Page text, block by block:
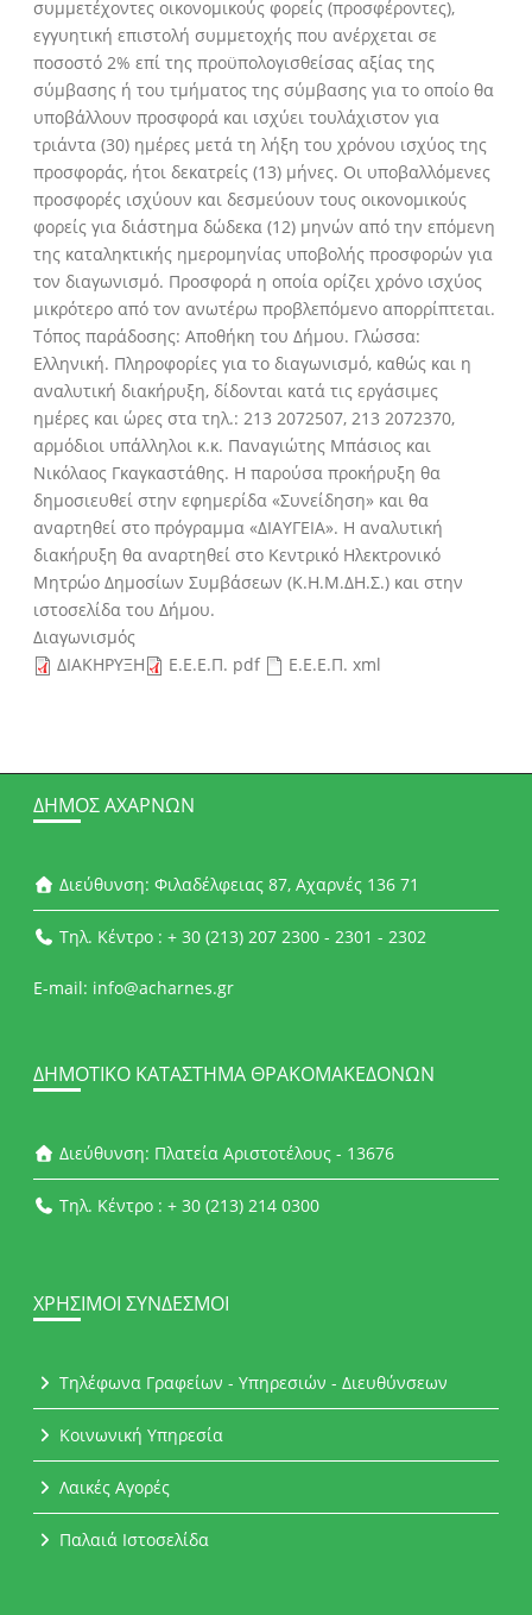
συμμετέχοντες οικονομικούς φορείς (προσφέροντες),
εγγυητική επιστολή συμμετοχής που ανέρχεται σε
ποσοστό 2% επί της προϋπολογισθείσας αξίας της
σύμβασης ή του τμήματος της σύμβασης για το οποίο θα
υποβάλλουν προσφορά και ισχύει τουλάχιστον για
τριάντα (30) ημέρες μετά τη λήξη του χρόνου ισχύος της
προσφοράς, ήτοι δεκατρείς (13) μήνες. Οι υποβαλλόμενες
προσφορές ισχύουν και δεσμεύουν τους οικονομικούς
φορείς για διάστημα δώδεκα (12) μηνών από την επόμενη
της καταληκτικής ημερομηνίας υποβολής προσφορών για
τον διαγωνισμό. Προσφορά η οποία ορίζει χρόνο ισχύος
μικρότερο από τον ανωτέρω προβλεπόμενο απορρίπτεται.
Τόπος παράδοσης: Αποθήκη του Δήμου. Γλώσσα:
Ελληνική. Πληροφορίες για το διαγωνισμό, καθώς και η
αναλυτική διακήρυξη, δίδονται κατά τις εργάσιμες
ημέρες και ώρες στα τηλ.: 213 2072507, 213 2072370,
αρμόδιοι υπάλληλοι κ.κ. Παναγιώτης Μπάσιος και
Νικόλαος Γκαγκαστάθης. Η παρούσα προκήρυξη θα
δημοσιευθεί στην εφημερίδα «Συνείδηση» και θα
αναρτηθεί στο πρόγραμμα «ΔΙΑΥΓΕΙΑ». Η αναλυτική
διακήρυξη θα αναρτηθεί στο Κεντρικό Ηλεκτρονικό
Μητρώο Δημοσίων Συμβάσεων (Κ.Η.Μ.ΔΗ.Σ.) και στην
ιστοσελίδα του Δήμου.
Διαγωνισμός
ΔΙΑΚΗΡΥΞΗ
Ε.Ε.Ε.Π. pdf Ε.Ε.Ε.Π. xml
ΔΉΜΟΣ ΑΧΑΡΝΏΝ
Διεύθυνση: Φιλαδέλφειας 87, Αχαρνές 136 71
Τηλ. Κέντρο : + 30 (213) 207 2300 - 2301 - 2302
E-mail: info@acharnes.gr
ΔΗΜΟΤΙΚΌ ΚΑΤΆΣΤΗΜΑ ΘΡΑΚΟΜΑΚΕΔΌΝΩΝ
Διεύθυνση: Πλατεία Αριστοτέλους - 13676
Τηλ. Κέντρο : + 30 (213) 214 0300
ΧΡΉΣΙΜΟΙ ΣΎΝΔΕΣΜΟΙ
Τηλέφωνα Γραφείων - Υπηρεσιών - Διευθύνσεων
Κοινωνική Υπηρεσία
Λαικές Αγορές
Παλαιά Ιστοσελίδα